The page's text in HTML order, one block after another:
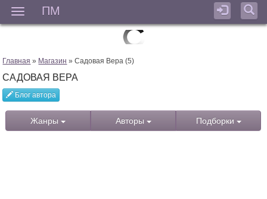
ПМ
Главная » Магазин » Садовая Вера (5)
САДОВАЯ ВЕРА
Блог автора
Жанры Авторы Подборки